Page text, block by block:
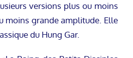
versions plus ou moins
moins grande amplitude. Elle
du Hung Gar.